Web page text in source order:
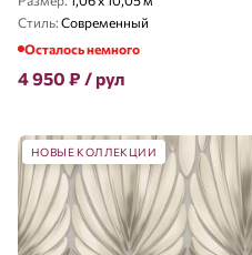
Стиль: Современный
Осталось немного
4 950 ₽ / рул
НОВЫЕ КОЛЛЕКЦИИ